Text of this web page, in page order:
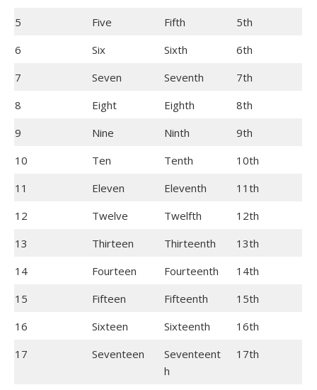
5
Five Fifth
5th
6
Six Sixth
6th
7
Seven Seventh
7th
8
Eight Eighth
8th
9
Nine Ninth
9th
10
Ten Tenth
10th
11
Eleven Eleventh
11th
12
Twelve Twelfth
12th
13
Thirteen Thirteenth
13th
14
Fourteen Fourteenth
14th
15
Fifteen Fifteenth
15th
16
Sixteen Sixteenth
16th
17
Seventeen
Seventeent
h
17th